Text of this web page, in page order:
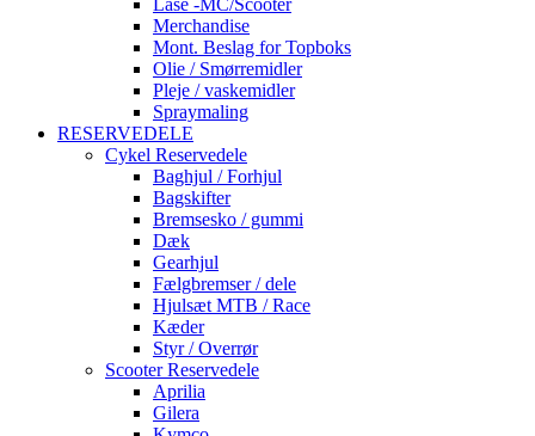
Låse -MC/Scooter
Merchandise
Mont. Beslag for Topboks
Olie / Smørremidler
Pleje / vaskemidler
Spraymaling
RESERVEDELE
Cykel Reservedele
Baghjul / Forhjul
Bagskifter
Bremsesko / gummi
Dæk
Gearhjul
Fælgbremser / dele
Hjulsæt MTB / Race
Kæder
Styr / Overrør
Scooter Reservedele
Aprilia
Gilera